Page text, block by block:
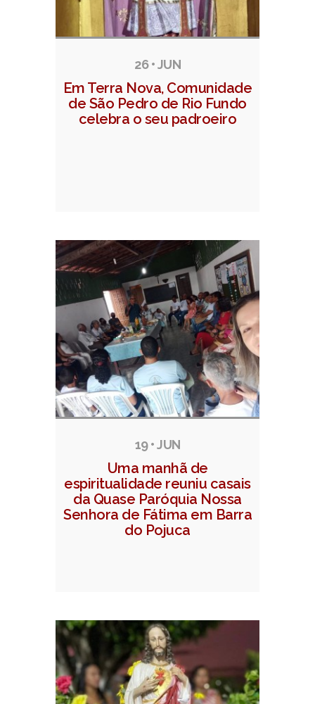
26 • JUN
Em Terra Nova, Comunidade
de São Pedro de Rio Fundo
celebra o seu padroeiro
19 • JUN
Uma manhã de
espiritualidade reuniu casais
da Quase Paróquia Nossa
Senhora de Fátima em Barra
do Pojuca